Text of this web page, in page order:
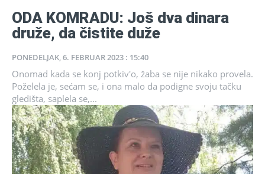
ODA KOMRADU: Još dva dinara
druže, da čistite duže
PONEDELJAK, 6. FEBRUAR 2023 : 15:40
Onomad kada se konj potkiv'o, žaba se nije nikako provela.
Poželela je, sećam se, i ona malo da podigne svoju tačku
gledišta, saplela se,...